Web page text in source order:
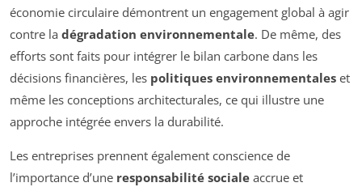
économie circulaire démontrent un engagement global à agir
contre la dégradation environnementale. De même, des
efforts sont faits pour intégrer le bilan carbone dans les
décisions financières, les politiques environnementales et
même les conceptions architecturales, ce qui illustre une
approche intégrée envers la durabilité.
Les entreprises prennent également conscience de
l’importance d’une responsabilité sociale accrue et